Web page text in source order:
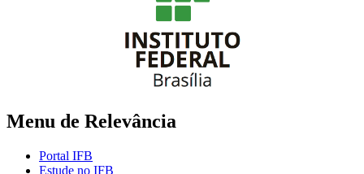
Menu de Relevância
Portal IFB
Estude no IFB